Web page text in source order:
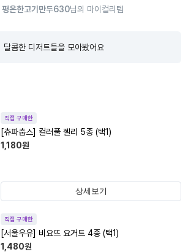
평온한고기만두630님의 마이컬리템
달콤한 디저트들을 모아봤어요
직접 구매한
[츄파춥스] 컬러풀 젤리 5종 (택1)
1,180원
상세보기
직접 구매한
[서울우유] 비요뜨 요거트 4종 (택1)
1,480원